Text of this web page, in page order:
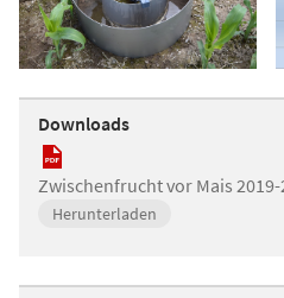
Downloads
Zwischenfrucht vor Mais
Herunterladen